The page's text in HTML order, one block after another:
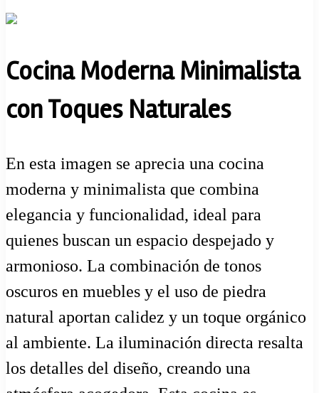
Cocina Moderna Minimalista
con Toques Naturales
En esta imagen se aprecia una cocina
moderna y minimalista que combina
elegancia y funcionalidad, ideal para
quienes buscan un espacio despejado y
armonioso. La combinación de tonos
oscuros en muebles y el uso de piedra
natural aportan calidez y un toque orgánico
al ambiente. La iluminación directa resalta
los detalles del diseño, creando una